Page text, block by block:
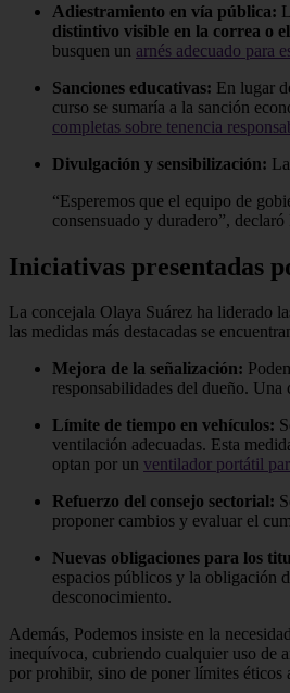
Adiestramiento en vía pública:
distintivo visible en la correa o
busquen un arnés adecuado para
Sanciones educativas: En lugar
curso se sumaría a la sanción
completas sobre tenencia
Divulgación y sensibilización:
“Esperemos que el equipo de
consensuado y duradero”,
Iniciativas presentadas
La concejala Olaya Suárez ha liderado
las medidas más destacadas se
Mejora de la señalización:
responsabilidades del dueño. Una
Límite de tiempo en vehículos:
ventilación adecuadas. Esta
optan por un ventilador portátil
Refuerzo del consejo sectorial:
proponer cambios y evaluar el
Nuevas obligaciones para los
espacios públicos y la obligación
desconocimiento.
Además, Podemos insiste en la
inequívoca, cubriendo cualquier uso de
por prohibir, sino de poner límites